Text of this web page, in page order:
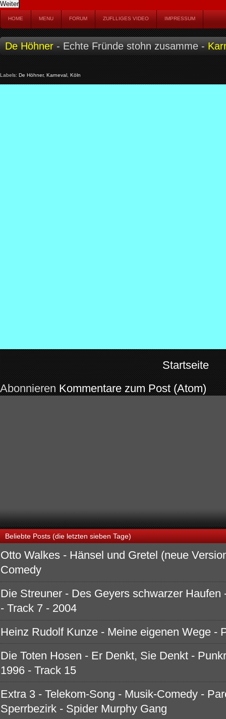
HOME MENU FORUM ZUFLLIGES VIDEO IMPRESSUM
De Höhner- Echte Fründe stohn zusamme -
Labels:De Höhner,Karneval,Köln
Startseite
AbonnierenKommentare zum Post (Atom)
Beliebte Posts (die letzten sieben Tage)
Otto Walkes - Hänsel und Gretel (neue
Comedy
Die Streuner - Des Geyers schwarzer
- Track 7 - 2004
Heinz Rudolf Kunze - Meine eigenen Wege -
Die Toten Hosen - Er Denkt, Sie Denkt -
1996 - Track 15
Extra 3 - Telekom-Song - Musik-Comedy -
Sperrbezirk - Spider Murphy Gang